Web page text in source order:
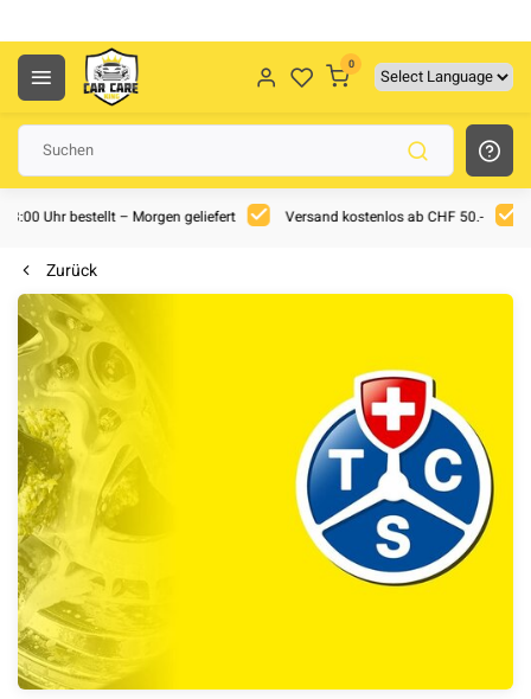
0
18:00 Uhr bestellt – Morgen geliefert Versand kostenlos ab CHF 50.-
Zurück